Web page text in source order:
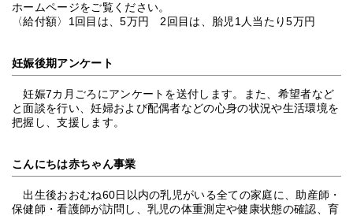
ホームページをご覧ください。
〈給付額〉1回目は、5万円 2回目は、胎児1人当たり5万円
妊娠後期アンケート
妊娠7カ月ごろにアンケートを送付します。また、希望者など
と面談を行い、妊婦および配偶者などの心身の状況や生活環境を
把握し、支援します。
こんにちは赤ちゃん事業
出生後おおむね60日以内の乳児がいる全ての家庭に、助産師・
保健師・看護師が訪問し、乳児の体重測定や健康状態の確認、育